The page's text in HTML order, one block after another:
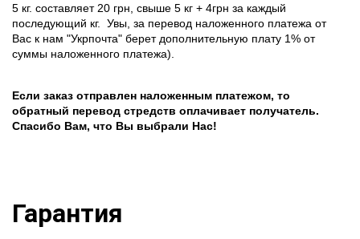
5 кг. составляет 20 грн, свыше 5 кг + 4грн за каждый
последующий кг. Увы, за перевод наложенного платежа от
Вас к нам "Укрпочта" берет дополнительную плату 1% от
суммы наложенного платежа).
Если заказ отправлен наложенным платежом, то
обратный перевод стредств оплачивает получатель.
Спасибо Вам, что Вы выбрали Нас!
Гарантия